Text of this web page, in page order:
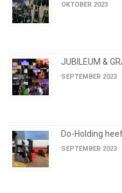
OKTOBER 2023
JUBILEUM &
SEPTEMBER 2023
Do-Holding
SEPTEMBER 2023